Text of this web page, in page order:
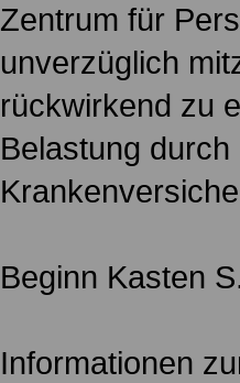
Zentrum für
unverzüglich
rückwirkend zu
Belastung durch
Beginn Kasten
Informationen